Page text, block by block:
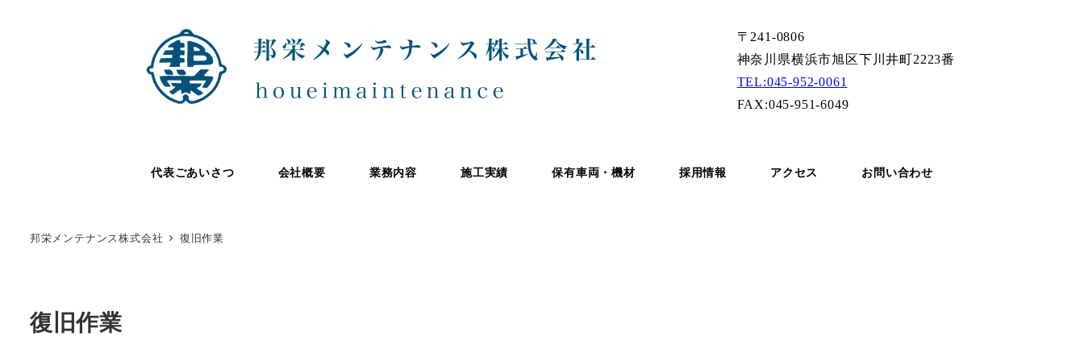
〒241-0806
神奈川県横浜市旭区下川井町2223番
TEL:045-952-0061
FAX:045-951-6049
代表ごあいさつ 会社概要 業務内容 施工実績 保有車両・機材 採用情報 アクセス お問い合わせ
邦栄メンテナンス株式会社 復旧作業
復旧作業